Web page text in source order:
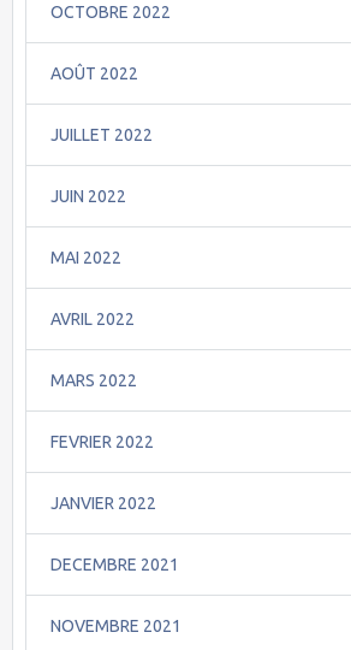
OCTOBRE 2022
AOÛT 2022
JUILLET 2022
JUIN 2022
MAI 2022
AVRIL 2022
MARS 2022
FEVRIER 2022
JANVIER 2022
DECEMBRE 2021
NOVEMBRE 2021